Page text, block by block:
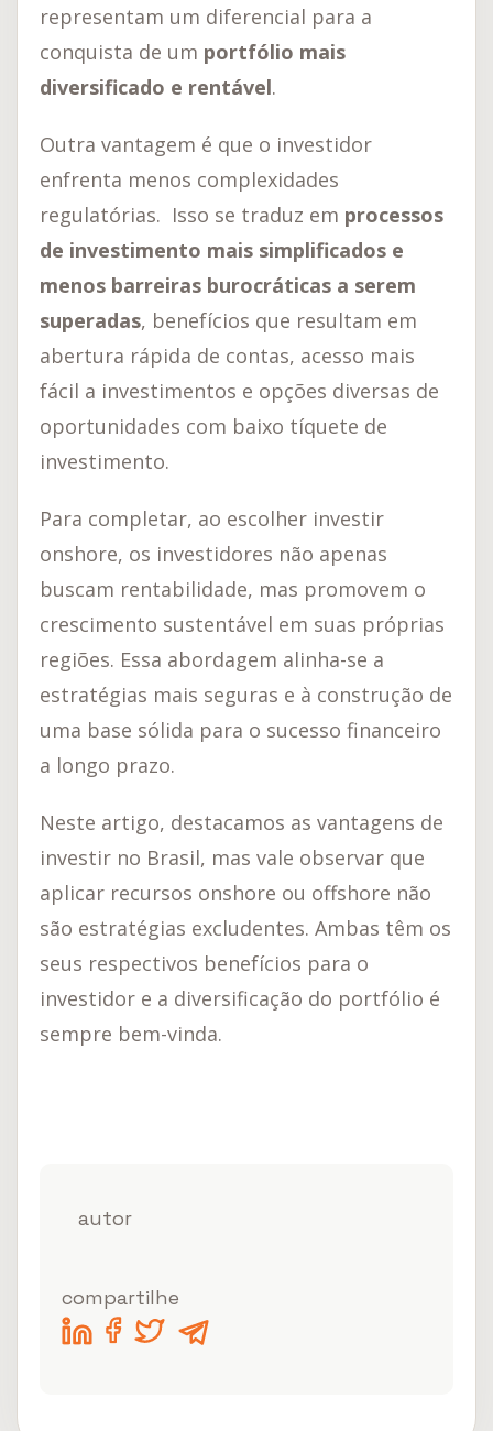
representam um diferencial para a
conquista de um portfólio mais
diversificado e rentável.
Outra vantagem é que o investidor
enfrenta menos complexidades
regulatórias. Isso se traduz em processos
de investimento mais simplificados e
menos barreiras burocráticas a serem
superadas, benefícios que resultam em
abertura rápida de contas, acesso mais
fácil a investimentos e opções diversas de
oportunidades com baixo tíquete de
investimento.
Para completar, ao escolher investir
onshore, os investidores não apenas
buscam rentabilidade, mas promovem o
crescimento sustentável em suas próprias
regiões. Essa abordagem alinha-se a
estratégias mais seguras e à construção de
uma base sólida para o sucesso financeiro
a longo prazo.
Neste artigo, destacamos as vantagens de
investir no Brasil, mas vale observar que
aplicar recursos onshore ou offshore não
são estratégias excludentes. Ambas têm os
seus respectivos benefícios para o
investidor e a diversificação do portfólio é
sempre bem-vinda.
autor
compartilhe